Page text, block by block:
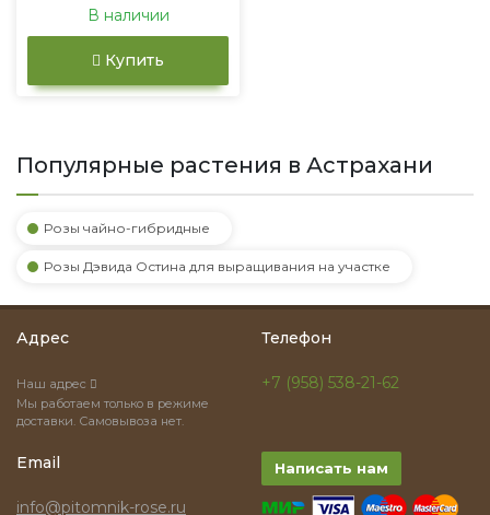
В наличии
Купить
Популярные растения в Астрахани
Розы чайно-гибридные
Розы Дэвида Остина для выращивания на участке
Адрес
Наш адрес
Мы работаем только в режиме
доставки. Самовывоза нет.
Телефон
+7 (958) 538-21-62
Email
info@pitomnik-rose.ru
Написать нам